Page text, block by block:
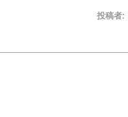
投稿者: